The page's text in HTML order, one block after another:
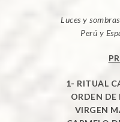
Luces y
Perú y
1- RITUAL
ORDEN DE
VIRGEN